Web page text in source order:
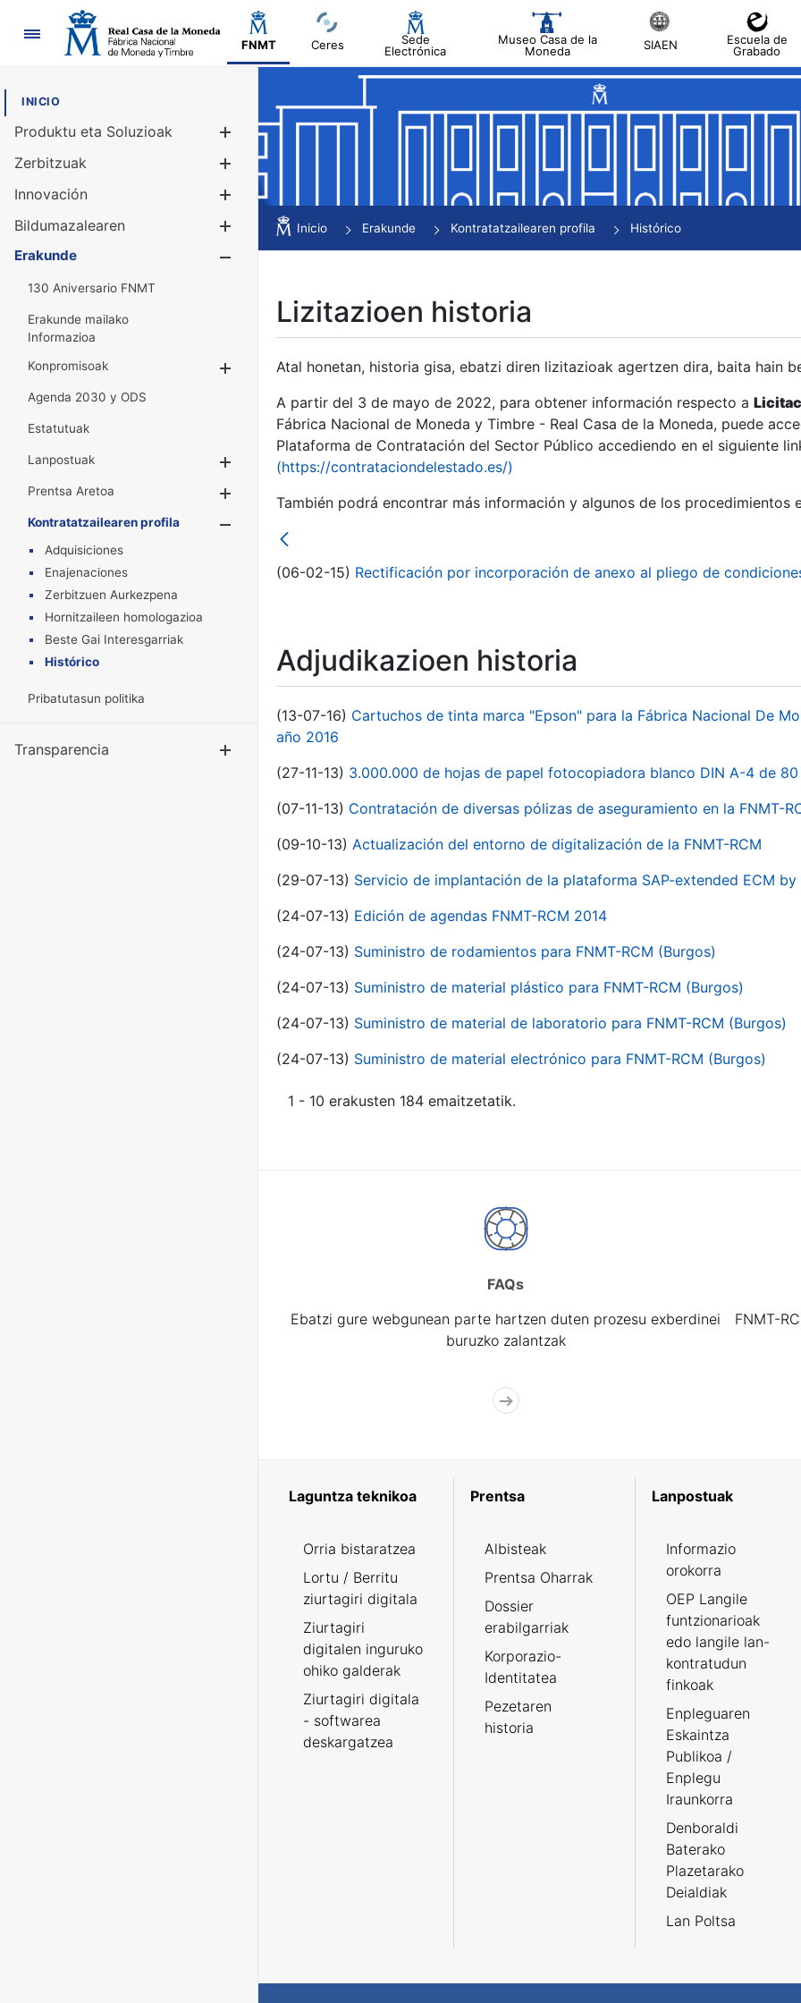
Nabigazioa
FNMT Ceres
Sede
Electrónica
Museo Casa de la
Moneda
SIAEN
Escuela de
Grabado
INICIO
Produktu eta Soluzioak
Erakutsi/Ezkutatu
Zerbitzuak
Innovación
Bildumazalearen
Erakutsi/Ezkutatu
Erakunde
130 Aniversario FNMT
Erakunde mailako
Informazioa
Konpromisoak
Erakutsi/Ezkutatu
Agenda 2030 y ODS
Estatutuak
Lanpostuak
Erakutsi/Ezkutatu
Prentsa Aretoa
Erakutsi/Ezkutatu
Kontratatzailearen profila
Adquisiciones
Enajenaciones
Zerbitzuen Aurkezpena
Hornitzaileen homologazioa
Beste Gai Interesgarriak
Histórico
Pribatutasun politika
Transparencia
Inicio Erakunde Kontratatzailearen profila Histórico
Lizitazioen historia
Atal honetan, historia gisa, ebatzi diren lizitazioak agertzen dira, baita hain
A partir del 3 de mayo de 2022, para obtener información respecto a
Fábrica Nacional de Moneda y Timbre - Real Casa de la Moneda, puede
Plataforma de Contratación del Sector Público accediendo en el siguiente
(https://contrataciondelestado.es/)
También podrá encontrar más información y algunos de los procedimientos
(06-02-15) Rectificación por incorporación de anexo al pliego de
Adjudikazioen historia
(13-07-16) Cartuchos de tinta marca "Epson" para la Fábrica Nacional De
año 2016
(27-11-13) 3.000.000 de hojas de papel fotocopiadora blanco DIN A-4 de 80
(07-11-13) Contratación de diversas pólizas de aseguramiento en la FNMT-
(09-10-13) Actualización del entorno de digitalización de la FNMT-RCM
(29-07-13) Servicio de implantación de la plataforma SAP-extended ECM by
(24-07-13) Edición de agendas FNMT-RCM 2014
(24-07-13) Suministro de rodamientos para FNMT-RCM (Burgos)
(24-07-13) Suministro de material plástico para FNMT-RCM (Burgos)
(24-07-13) Suministro de material de laboratorio para FNMT-RCM (Burgos)
(24-07-13) Suministro de material electrónico para FNMT-RCM (Burgos)
1 - 10 erakusten 184 emaitzetatik.
FAQs
Ebatzi gure webgunean parte hartzen duten prozesu exberdinei
buruzko zalantzak
FNMT-
Laguntza teknikoa
Orria bistaratzea
Lortu / Berritu
ziurtagiri digitala
Ziurtagiri
digitalen inguruko
ohiko galderak
Ziurtagiri digitala
- softwarea
deskargatzea
Prentsa
Albisteak
Prentsa Oharrak
Dossier
erabilgarriak
Korporazio-
Identitatea
Pezetaren
historia
Lanpostuak
Informazio
orokorra
OEP Langile
funtzionarioak
edo langile lan-
kontratudun
finkoak
Enpleguaren
Eskaintza
Publikoa /
Enplegu
Iraunkorra
Denboraldi
Baterako
Plazetarako
Deialdiak
Lan Poltsa